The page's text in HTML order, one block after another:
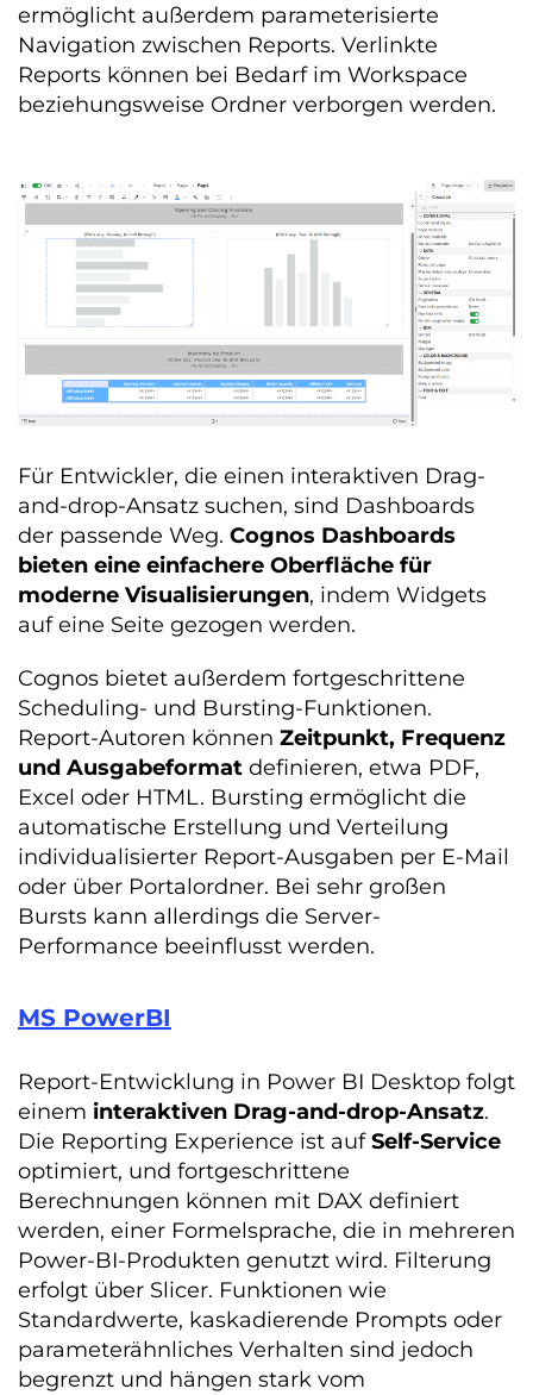
ermöglicht außerdem parameterisierte
Navigation zwischen Reports. Verlinkte
Reports können bei Bedarf im Workspace
beziehungsweise Ordner verborgen werden.
Für Entwickler, die einen interaktiven Drag-
and-drop-Ansatz suchen, sind Dashboards
der passende Weg. Cognos Dashboards
bieten eine einfachere Oberfläche für
moderne Visualisierungen, indem Widgets
auf eine Seite gezogen werden.
Cognos bietet außerdem fortgeschrittene
Scheduling- und Bursting-Funktionen.
Report-Autoren können Zeitpunkt, Frequenz
und Ausgabeformat definieren, etwa PDF,
Excel oder HTML. Bursting ermöglicht die
automatische Erstellung und Verteilung
individualisierter Report-Ausgaben per E-Mail
oder über Portalordner. Bei sehr großen
Bursts kann allerdings die Server-
Performance beeinflusst werden.
MS PowerBI
Report-Entwicklung in Power BI Desktop folgt
einem interaktiven Drag-and-drop-Ansatz.
Die Reporting Experience ist aufSelf-Service
optimiert, und fortgeschrittene
Berechnungen können mit DAX definiert
werden, einer Formelsprache, die in mehreren
Power-BI-Produkten genutzt wird. Filterung
erfolgt über Slicer. Funktionen wie
Standardwerte, kaskadierende Prompts oder
parameterähnliches Verhalten sind jedoch
begrenzt und hängen stark vom